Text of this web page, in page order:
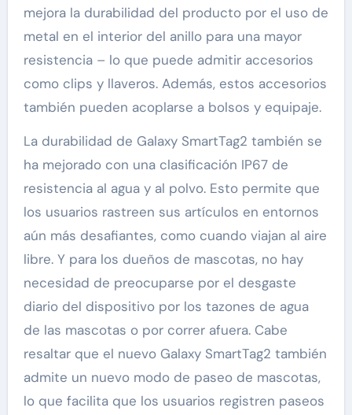
mejora la durabilidad del producto por el uso de
metal en el interior del anillo para una mayor
resistencia – lo que puede admitir accesorios
como clips y llaveros. Además, estos accesorios
también pueden acoplarse a bolsos y equipaje.
La durabilidad de Galaxy SmartTag2 también se
ha mejorado con una clasificación IP67 de
resistencia al agua y al polvo. Esto permite que
los usuarios rastreen sus artículos en entornos
aún más desafiantes, como cuando viajan al aire
libre. Y para los dueños de mascotas, no hay
necesidad de preocuparse por el desgaste
diario del dispositivo por los tazones de agua
de las mascotas o por correr afuera. Cabe
resaltar que el nuevo Galaxy SmartTag2 también
admite un nuevo modo de paseo de mascotas,
lo que facilita que los usuarios registren paseos